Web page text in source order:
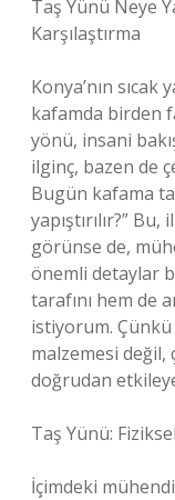
Taş Yünü Neye
Karşılaştırma
Konya’nın
kafamda birden
yönü, insani
ilginç, bazen de
Bugün kafama
yapıştırılır?”
görünse de,
önemli detaylar
tarafını hem de
istiyorum.
malzemesi değil,
doğrudan
Taş Yünü:
İçimdeki